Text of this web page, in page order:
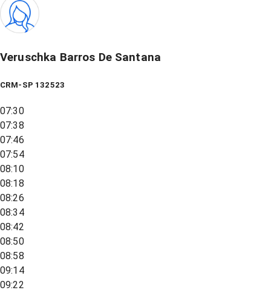
Veruschka Barros De Santana
CRM-SP 132523
07:30
07:38
07:46
07:54
08:10
08:18
08:26
08:34
08:42
08:50
08:58
09:14
09:22